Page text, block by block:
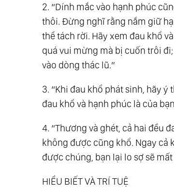
2. “Dính mắc vào hạnh phúc
thôi. Đừng nghĩ rằng nắm giữ
thể tách rời. Hãy xem đau khổ
quá vui mừng mà bị cuốn trôi
vào dòng thác lũ.”
3. “Khi đau khổ phát sinh, hãy
đau khổ và hạnh phúc là của
4. “Thương và ghét, cả hai đều
không được cũng khổ. Ngay cả
được chúng, bạn lại lo sợ sẽ
HIỂU BIẾT VÀ TRÍ TUỆ